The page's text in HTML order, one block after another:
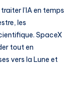
l’IA en temps
les
SpaceX
tout en
vers la Lune et